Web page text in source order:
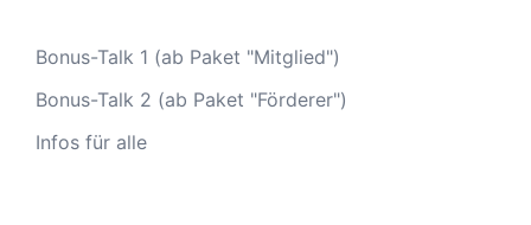
Bonus-Talk 1 (ab Paket "Mitglied")
Bonus-Talk 2 (ab Paket "Förderer")
Infos für alle